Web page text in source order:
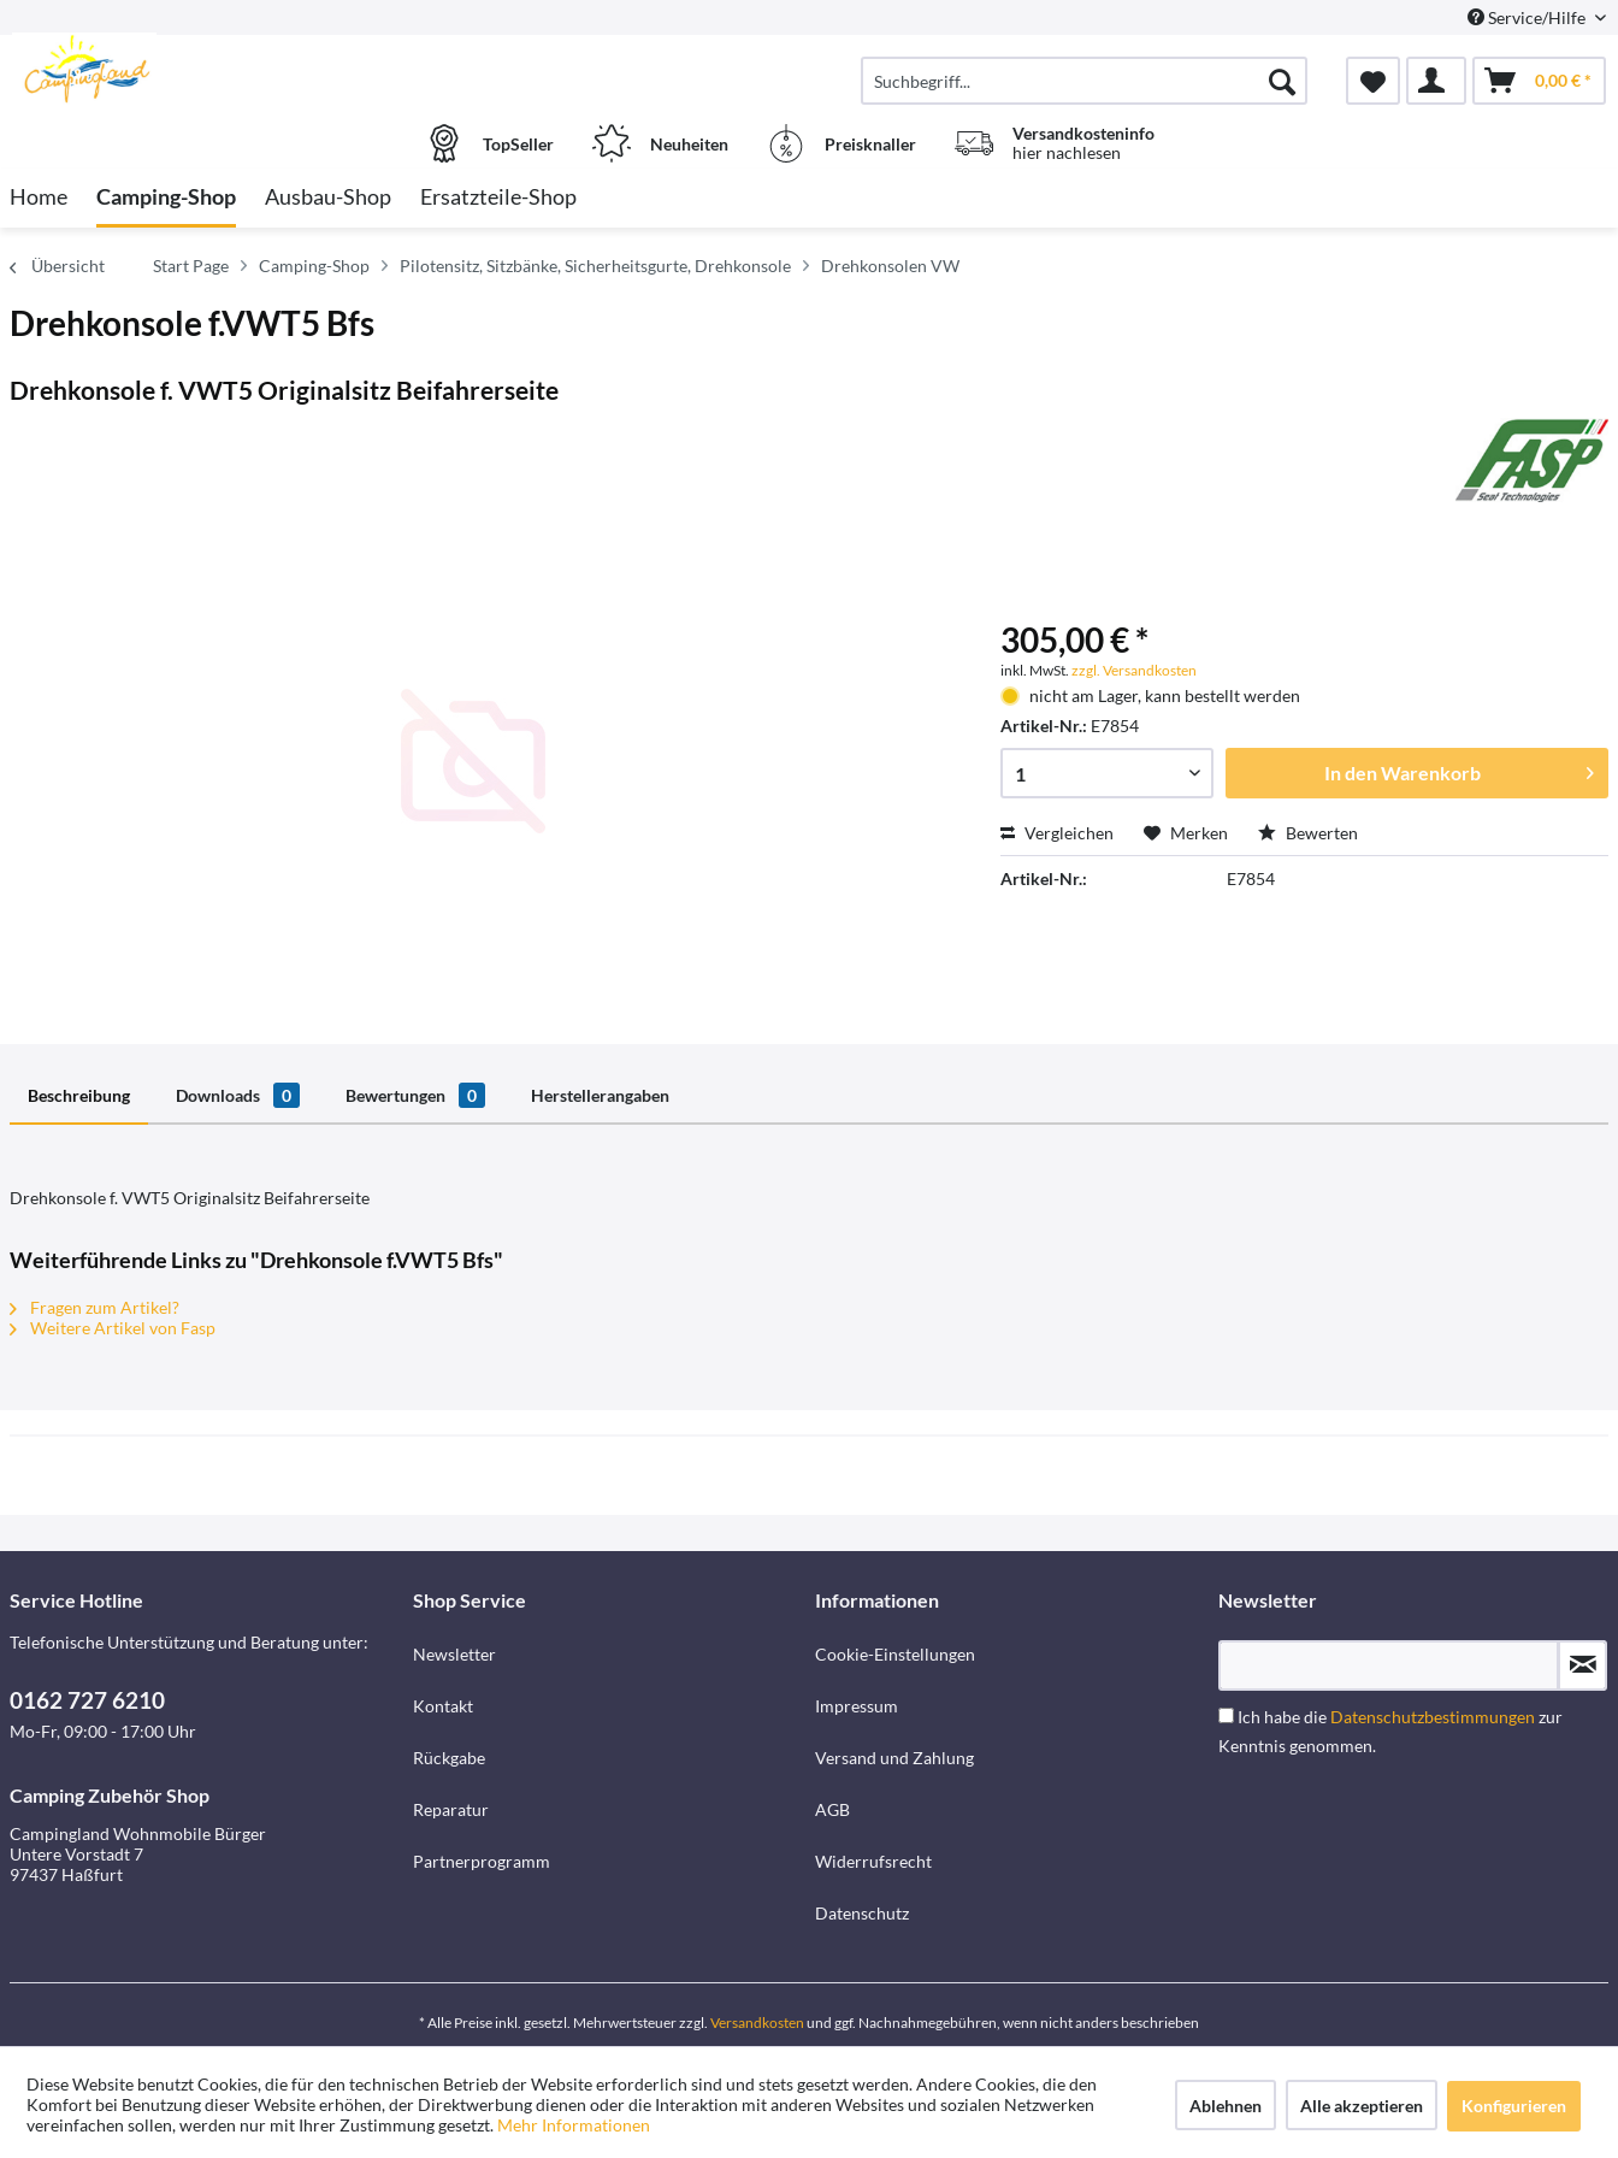
Service/Hilfe
0,00 € *
TopSeller Neuheiten Preisknaller
Versandkosteninfo
hier nachlesen
Home Camping-Shop Ausbau-Shop Ersatzteile-Shop
Übersicht Start Page Camping-Shop Pilotensitz, Sitzbänke, Sicherheitsgurte, Drehkonsole Drehkonsolen VW
Drehkonsole f.VWT5 Bfs
Drehkonsole f. VWT5 Originalsitz Beifahrerseite
305,00 € *
inkl. MwSt.zzgl. Versandkosten
nicht am Lager, kann bestellt werden
Artikel-Nr.: E7854
In denWarenkorb
Vergleichen Merken Bewerten
Artikel-Nr.: E7854
Beschreibung Downloads 0 Bewertungen 0 Herstellerangaben
Drehkonsole f. VWT5 Originalsitz Beifahrerseite
Weiterführende Links zu "Drehkonsole f.VWT5 Bfs"
Fragen zum Artikel?
Weitere Artikel von Fasp
Service Hotline
Telefonische Unterstützung und Beratung unter:
0162 727 6210
Mo-Fr, 09:00 - 17:00 Uhr
Camping Zubehör Shop
Campingland Wohnmobile Bürger
Untere Vorstadt 7
97437 Haßfurt
Shop Service
Newsletter
Kontakt
Rückgabe
Reparatur
Partnerprogramm
Informationen
Cookie-Einstellungen
Impressum
Versand und Zahlung
AGB
Widerrufsrecht
Datenschutz
Newsletter
Ich habe die Datenschutzbestimmungen zur
Kenntnis genommen.
* Alle Preise inkl. gesetzl. Mehrwertsteuer zzgl. Versandkosten und ggf. Nachnahmegebühren, wenn nicht anders beschrieben
Diese Website benutzt Cookies, die für den technischen Betrieb der Website erforderlich sind und stets gesetzt werden. Andere Cookies, die den
Komfort bei Benutzung dieser Website erhöhen, der Direktwerbung dienen oder die Interaktion mit anderen Websites und sozialen Netzwerken
vereinfachen sollen, werden nur mit Ihrer Zustimmung gesetzt. Mehr Informationen
Ablehnen Alle akzeptieren Konfigurieren